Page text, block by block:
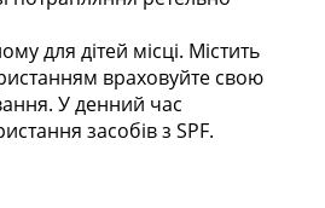
для дітей місці. Містить
враховуйте свою
У денний час
засобів з SPF.